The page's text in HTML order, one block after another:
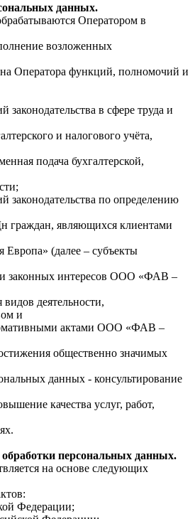
данных.
Оператором в
возложенных
Оператора функций, полномочий и
законодательства в сфере труда и
и налогового учёта,
подача бухгалтерской,
законодательства по определению
граждан, являющихся клиентами
(далее – субъекты
и законных интересов ООО «ФАВ –
деятельности,
и
актами ООО «ФАВ –
общественно значимых
данных - консультирование
качества услуг, работ,
персональных данных.
на основе следующих
Федерации;